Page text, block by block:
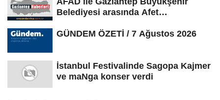
Belediyesi arasında Afet
GÜNDEM ÖZETİ / 7 Ağustos 2026
İstanbul Festivalinde Sagopa Kajmer
ve maNga konser verdi